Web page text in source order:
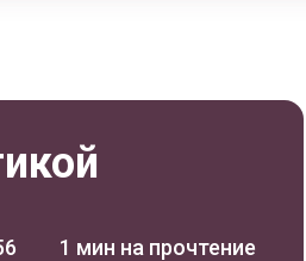
1 мин на прочтение